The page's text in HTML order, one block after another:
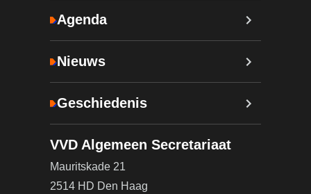
Agenda
Nieuws
Geschiedenis
VVD Algemeen Secretariaat
Mauritskade 21
2514 HD Den Haag